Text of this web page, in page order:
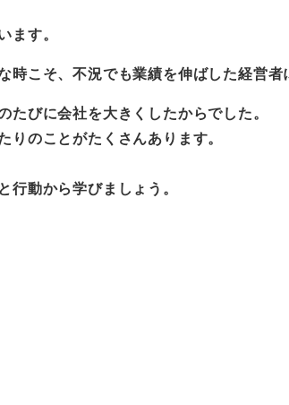
ます。
こそ、不況でも業績を伸ばした経営者
びに会社を大きくしたからでした。
のことがたくさんあります。
動から学びましょう。